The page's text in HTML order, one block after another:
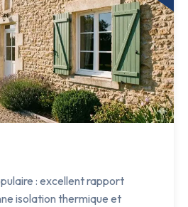
: excellent rapport
isolation thermique et